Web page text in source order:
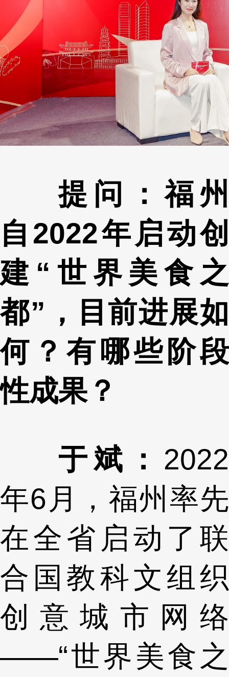
提问：福州
自2022年启动创
建“世界美食之
都”，目前进展如
何？有哪些阶段
性成果？
于斌： 2022
年6月，福州率先
在全省启动了联
合国教科文组织
创意城市网络
——“世界美食之